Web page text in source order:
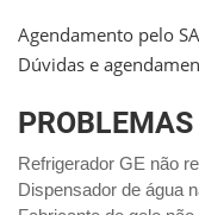
Agendamento pelo
Dúvidas e
PROBLEMAS
Refrigerador GE não
Dispensador de água